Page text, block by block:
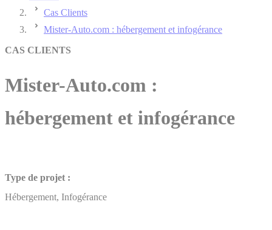
Cas Clients
Mister-Auto.com : hébergement et infogérance
CAS CLIENTS
Mister-Auto.com :
hébergement et infogérance
Type de projet :
Hébergement, Infogérance